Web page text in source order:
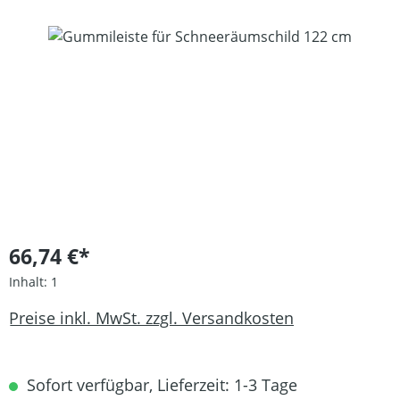
Bildergalerie überspringen
66,74 €*
Inhalt: 1
Preise inkl. MwSt. zzgl. Versandkosten
Sofort verfügbar, Lieferzeit: 1-3 Tage